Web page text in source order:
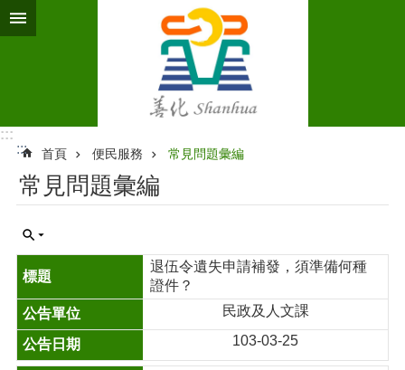
跳到主要內容區塊
:::
:::
首頁 便民服務 常見問題彙編
常見問題彙編
退伍令遺失申請補發，須準備何種
證件？
民政及人文課
103-03-25